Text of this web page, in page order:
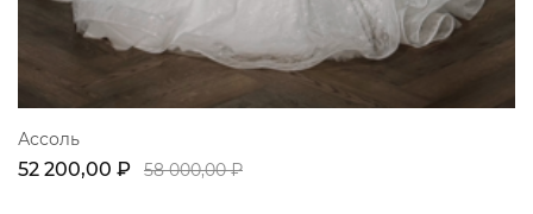
Ассоль
52 200,00 ₽ 58 000,00 ₽